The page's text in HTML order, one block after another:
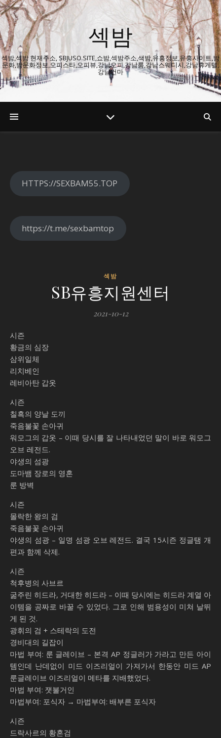
섹밤
섹밤,섹밤 현재주소, SBJUSO.SITE,쇼밤,섹밤주소,색밤,유흥정보,유흥사이트,밤
문화,밤문화정보,오피스타,오피뷰,강남오피,강남룸,강남스웨디시,강남휴게텔,
강남건마
HTTPS://SEXBAM55.TOP
https://t.me/sexbamtop
섹밤
SB유흥지원센터
2021-10-12
시즌
황금의 심장
삼위일체
리치베인
레비아탄 갑옷
시즌
칠흑의 양날 도끼
죽음불꽃 손아귀
워모그의 갑옷 – 이때 당시를 잘 나타내었던 말이 바로 워모그
오브 레전드.
야생의 섬광
도마뱀 장로의 영혼
룬 방벽
시즌
몰락한 왕의 검
죽음불꽃 손아귀
야생의 섬광 – 일명 섬광 오브 레전드. 결국 15시즌 정글탬 개
편과 함께 삭제.
시즌
척후병의 사브르
굶주린 히드라, 거대한 히드라 – 이때 당시에는 히드라 계열 아
이템을 공짜로 바꿀 수 있었다. 그로 인해 범용성이 미쳐 날뛰
게 된 것.
광휘의 검 + 스테락의 도전
경비대의 길잡이
마법 부여: 룬 글레이브 – 본격 AP 정글러가 가라고 만든 아이
템인데 난데없이 미드 이즈리얼이 가져가서 한동안 미드 AP
룬글레이브 이즈리얼이 메타를 지배했었다.
마법 부여: 잿불거인
마법부여: 포식자 → 마법부여: 배부른 포식자
시즌
드락사르의 황혼검